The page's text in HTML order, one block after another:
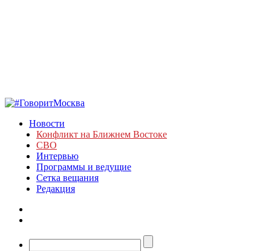
Новости
Конфликт на Ближнем Востоке
СВО
Интервью
Программы и ведущие
Сетка вещания
Редакция